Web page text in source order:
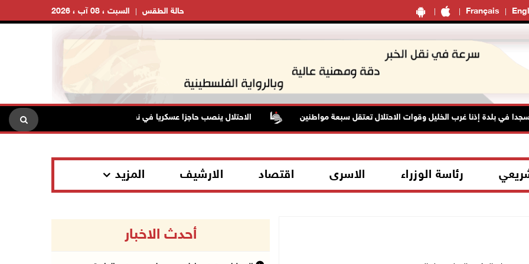
Français السبت ، 08 آب ، 2026 حالة الطقس
في بلدة إذنا غرب الخليل وقوات الاحتلال تعتقل سبعة مواطنين الاحتلال ينصب حاجزا عسكريا في نعلين غرب رام الله تقرير:
رئاسة الوزراء الاسرى اقتصاد الارشيف المزيد
أحدث الاخبار